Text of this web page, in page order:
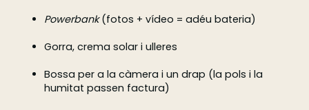
Powerbank(fotos + vídeo = adéu bateria)
Gorra, crema solar i ulleres
Bossa per a la càmera i un drap (la pols i la
humitat passen factura)